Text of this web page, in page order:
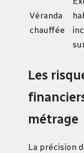
Véranda
chauffée
Les
métrage
La précision